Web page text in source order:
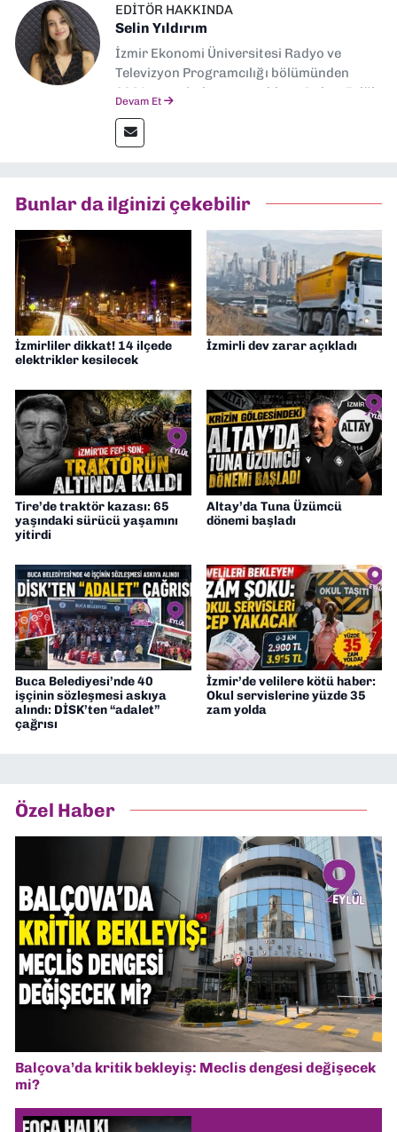
EDITÖR HAKKINDA
Selin Yıldırım
İzmir Ekonomi Üniversitesi Radyo ve
Televizyon Programcılığı bölümünden
2024 senesinde mezun oldum. Dokuz Eylül
editörlük görevini de üstleniyorum.
Devam Et
Bunlar da ilginizi çekebilir
İzmirliler dikkat! 14 ilçede
elektrikler kesilecek
İzmirli dev zarar açıkladı
Tire’de traktör kazası: 65
yaşındaki sürücü yaşamını
yitirdi
Altay’da Tuna Üzümcü
dönemi başladı
Buca Belediyesi’nde 40
işçinin sözleşmesi askıya
alındı: DİSK’ten “adalet”
çağrısı
İzmir’de velilere kötü haber:
Okul servislerine yüzde 35
zam yolda
Özel Haber
Balçova’da kritik bekleyiş: Meclis dengesi değişecek
mi?